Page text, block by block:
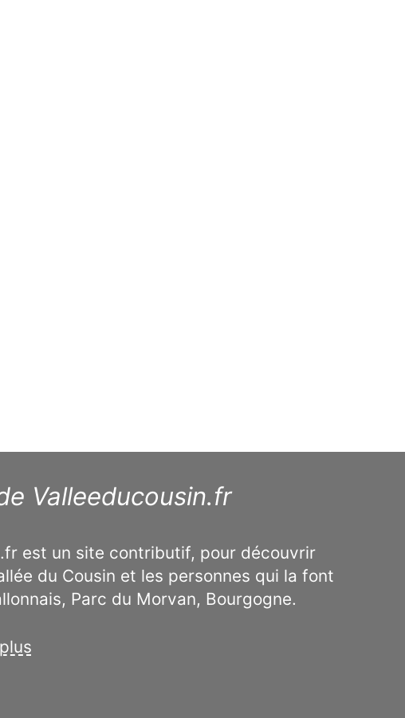
Valleeducousin.fr
est un site contributif, pour découvrir
du Cousin et les personnes qui la font
Parc du Morvan, Bourgogne.